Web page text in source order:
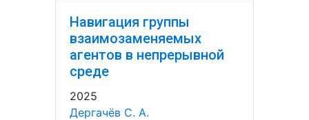
Навигация группы
взаимозаменяемых
агентов в непрерывной
среде
2025
Дергачёв С. А.